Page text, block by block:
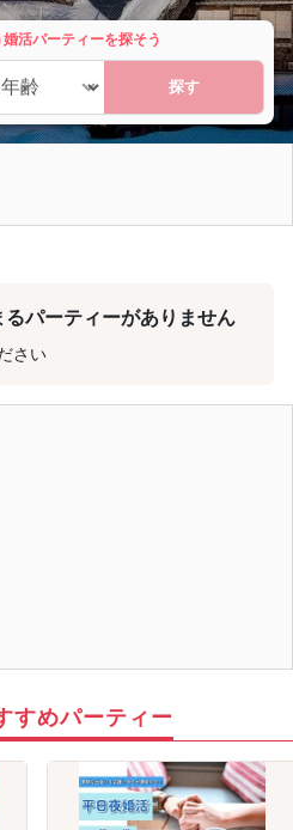
活パーティーを探そう
探す
パーティーがありません
さい
すめパーティー